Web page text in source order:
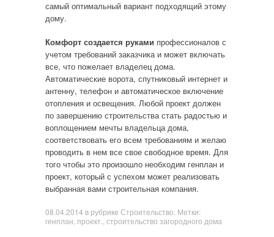
самый оптимальный вариант подходящий этому
дому.
Комфорт создается руками профессионалов с
учетом требований заказчика и может включать
все, что пожелает владелец дома.
Автоматические ворота, спутниковый интернет и
антенну, телефон и автоматическое включение
отопления и освещения. Любой проект должен
по завершению строительства стать радостью и
воплощением мечты владельца дома,
соответствовать его всем требованиям и желаю
проводить в нем все свое свободное время. Для
того чтобы это произошло необходим генплан и
проект, который с успехом может реализовать
выбранная вами строительная компания.
08.04.2014 в рубрике Строительство . Метки:
генплан проект. строительство загородного дома